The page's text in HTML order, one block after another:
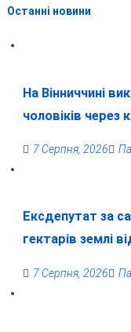
Останні новини
На Вінниччині
чоловіків через
7 Серпня, 2026
Ексдепутат за
гектарів землі
7 Серпня, 2026